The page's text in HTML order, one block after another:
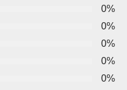
0%
0%
0%
0%
0%